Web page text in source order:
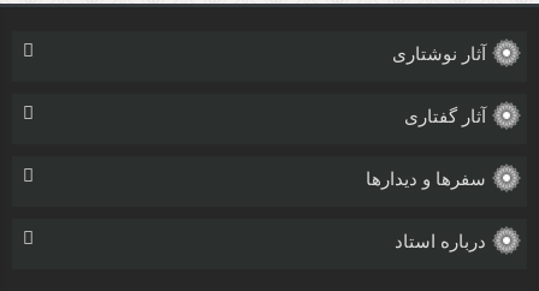
آثار نوشتاری
آثار گفتاری
سفرها و دیدارها
درباره استاد